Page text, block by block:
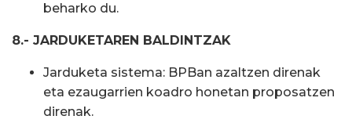
beharko du.
8.- JARDUKETAREN BALDINTZAK
Jarduketa sistema: BPBan azaltzen direnak
eta ezaugarrien koadro honetan proposatzen
direnak.